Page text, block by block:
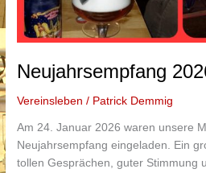
Neujahrsempfang
Vereinsleben / Patrick Demmig
Am 24. Januar 2026 waren unsere
Neujahrsempfang eingeladen. Ein
tollen Gesprächen, guter Stimmung